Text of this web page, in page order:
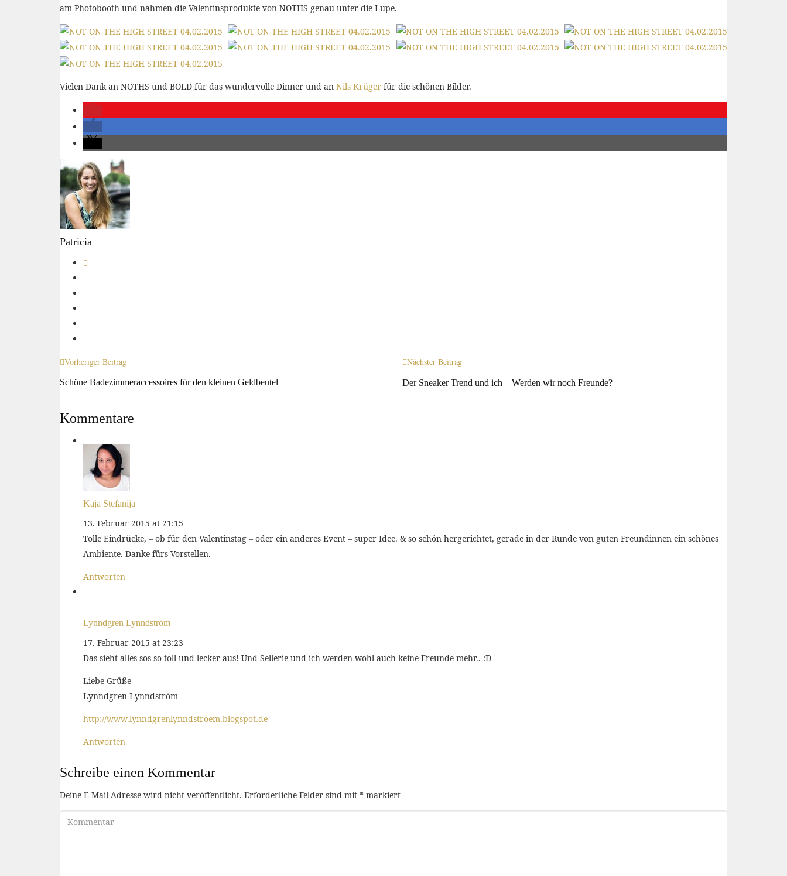
am Photobooth und nahmen die Valentinsprodukte von NOTHS genau unter die Lupe.
Vielen Dank an NOTHS und BOLD für das wundervolle Dinner und an Nils Krüger für die schönen Bilder.
Patricia
Vorheriger Beitrag
Schöne Badezimmeraccessoires für den kleinen Geldbeutel
Nächster Beitrag
Der Sneaker Trend und ich – Werden wir noch Freunde?
Kommentare
Kaja Stefanija
13. Februar 2015 at 21:15
Tolle Eindrücke, – ob für den Valentinstag – oder ein anderes Event – super Idee. & so schön hergerichtet, gerade in der Runde von guten Freundinnen ein schönes
Ambiente. Danke fürs Vorstellen.
Antworten
Lynndgren Lynndström
17. Februar 2015 at 23:23
Das sieht alles sos so toll und lecker aus! Und Sellerie und ich werden wohl auch keine Freunde mehr.. :D
Liebe Grüße
Lynndgren Lynndström
http://www.lynndgrenlynndstroem.blogspot.de
Antworten
Schreibe einen Kommentar
Deine E-Mail-Adresse wird nicht veröffentlicht. Erforderliche Felder sind mit * markiert
Kommentar